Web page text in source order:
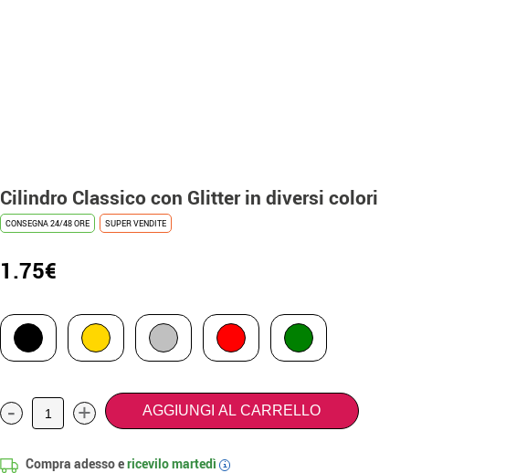
Cilindro Classico con Glitter in diversi colori
CONSEGNA 24/48 ORE SUPER VENDITE
1.75€
- + AGGIUNGI AL CARRELLO
Compra adesso ericevilomartedì i